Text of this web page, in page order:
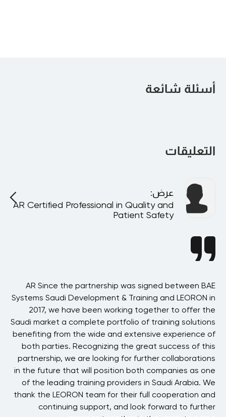
أسئلة شائعة
التعليقات
عرض:
AR Certified Professional in Quality and
Patient Safety
AR Since the partnership was signed between BAE
Systems Saudi Development & Training and LEORON in
2017, we have been working together to offer the
Saudi market a complete portfolio of training solutions
benefiting from the wide and extensive experience of
both parties. Recognizing the great success of this
partnership, we are looking for further collaborations
in the future that will position both companies as one
of the leading training providers in Saudi Arabia. We
thank the LEORON team for their full cooperation and
continuing support, and look forward to further